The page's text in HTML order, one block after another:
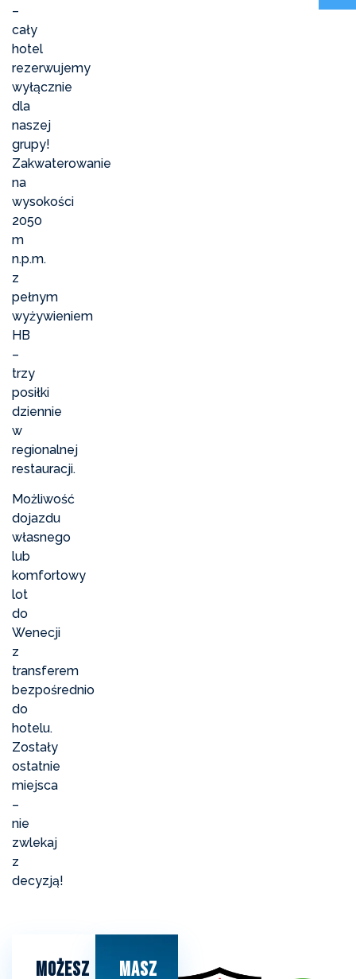
–
cały
hotel
rezerwujemy
wyłącznie
dla
naszej
grupy!
Zakwaterowanie
na
wysokości
2050
m
n.p.m.
z
pełnym
wyżywieniem
HB
–
trzy
posiłki
dziennie
w
regionalnej
restauracji.
Możliwość
dojazdu
własnego
lub
komfortowy
lot
do
Wenecji
z
transferem
bezpośrednio
do
hotelu.
Zostały
ostatnie
miejsca
–
nie
zwlekaj
z
decyzją!
Możesz
Masz